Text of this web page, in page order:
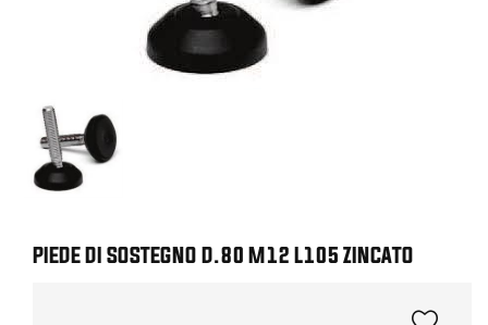
PIEDE DI SOSTEGNO D.80 M12 L105 ZINCATO